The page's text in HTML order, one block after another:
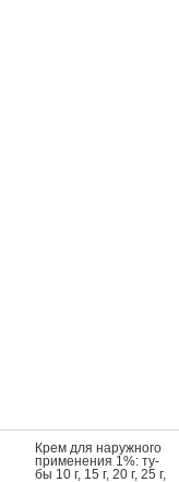
Крем для на­руж­но­го
при­мене­ния 1%: ту­
бы 10 г, 15 г, 20 г, 25 г,